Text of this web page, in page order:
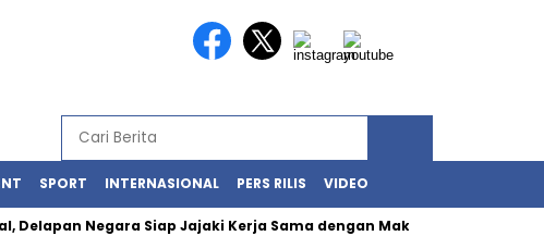
SPORT INTERNASIONAL PERS RILIS VIDEO
Negara Siap Jajaki Kerja Sama dengan Makassar